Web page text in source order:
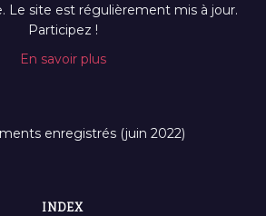
Le site est régulièrement mis à jour.
Participez !
En savoir plus
enregistrés (juin 2022)
INDEX